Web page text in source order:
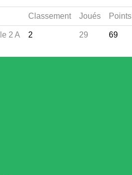
Classement Joués Points
2 A 2 29 69